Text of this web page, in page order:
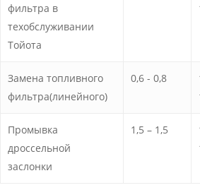
фильтра в
техобслуживании
Тойота
Замена топливного
фильтра(линейного)
0,6 - 0,8
Промывка
дроссельной
заслонки
1,5 – 1,5